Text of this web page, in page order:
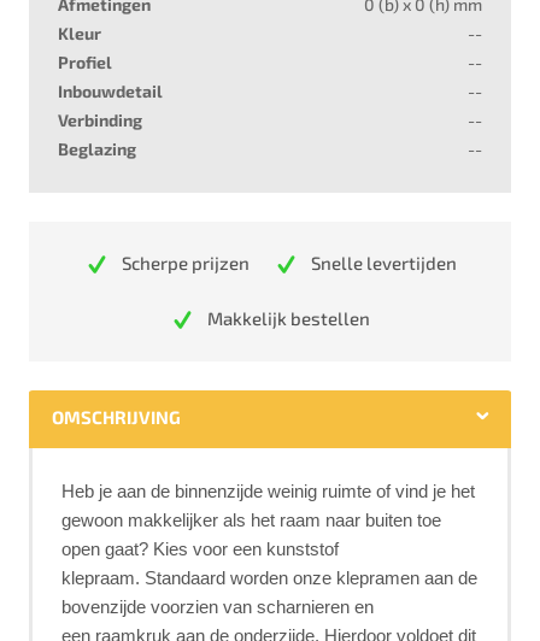
Kleur
--
Profiel
--
Inbouwdetail
--
Verbinding
--
Beglazing
--
Scherpe prijzen Snelle levertijden
Makkelijk bestellen
OMSCHRIJVING
Heb je aan de binnenzijde weinig ruimte of vind je het
gewoon makkelijker als het raam naar buiten toe
open gaat? Kies voor een kunststof
klepraam. Standaard worden onze klepramen aan de
bovenzijde voorzien van scharnieren en
een raamkruk aan de onderzijde. Hierdoor voldoet dit